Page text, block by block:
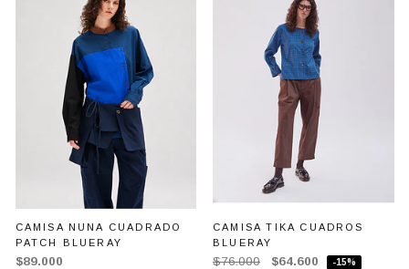
CAMISA NUNA CUADRADO
PATCH BLUERAY
$89.000
CAMISA TIKA CUADROS
BLUERAY
$76.000 $64.600 -15%